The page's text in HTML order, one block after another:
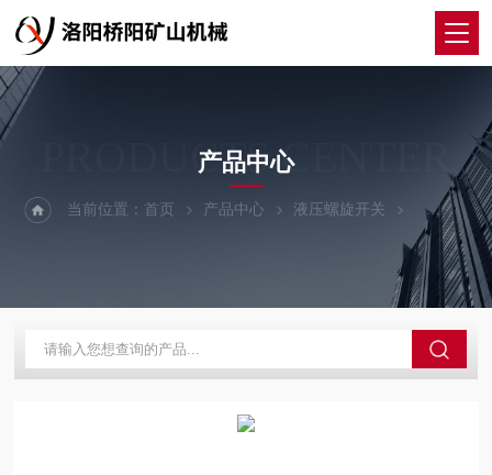
PRODUCTS CENTER
产品中心
当前位置：首页 产品中心 液压螺旋开关 碳钢材料